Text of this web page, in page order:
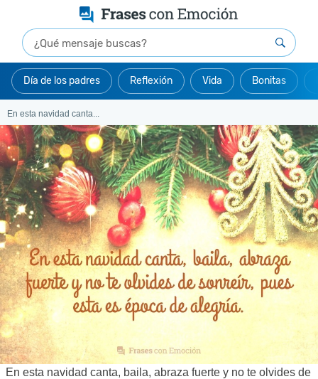
Día de los padres Reflexión Vida Bonitas
En esta navidad canta...
En esta navidad canta, baila, abraza fuerte y no te olvides de